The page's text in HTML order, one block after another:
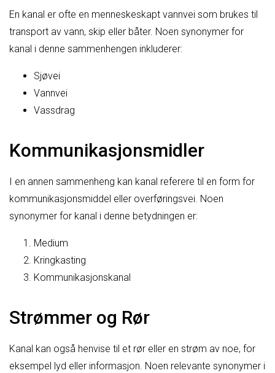
En kanal er ofte en menneskeskapt vannvei som brukes til
transport av vann, skip eller båter. Noen synonymer for
kanal i denne sammenhengen inkluderer:
Sjøvei
Vannvei
Vassdrag
Kommunikasjonsmidler
I en annen sammenheng kan kanal referere til en form for
kommunikasjonsmiddel eller overføringsvei. Noen
synonymer for kanal i denne betydningen er:
Medium
Kringkasting
Kommunikasjonskanal
Strømmer og Rør
Kanal kan også henvise til et rør eller en strøm av noe, for
eksempel lyd eller informasjon. Noen relevante synonymer i